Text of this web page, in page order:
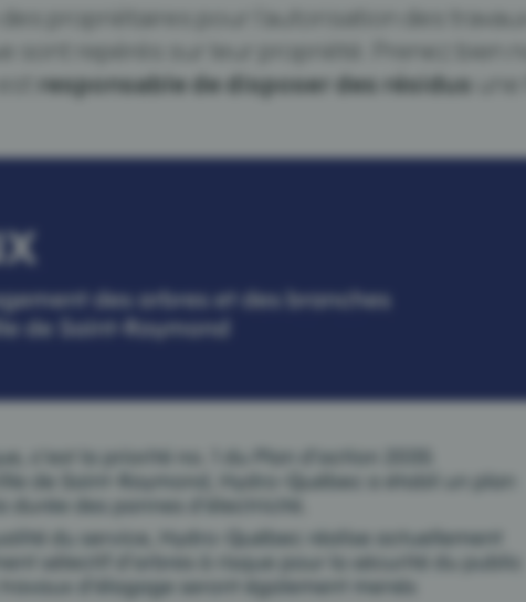
propriétaires pour l’autorisation des
sont repérés sur leur propriété. Prenez bien
responsable de disposer des résidus